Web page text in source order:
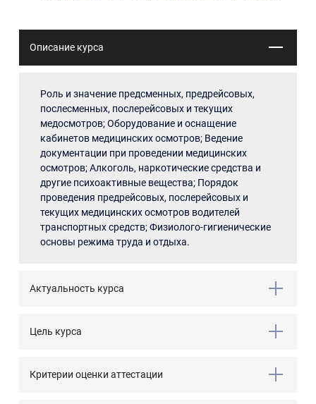
Описание курса
Роль и значение предсменных, предрейсовых,
послесменных, послерейсовых и текущих
медосмотров; Оборудование и оснащение
кабинетов медицинских осмотров; Ведение
документации при проведении медицинских
осмотров; Алкоголь, наркотические средства и
другие психоактивные вещества; Порядок
проведения предрейсовых, послерейсовых и
текущих медицинских осмотров водителей
транспортных средств; Физиолого-гигиенические
основы режима труда и отдыха.
Актуальность курса
Цель курса
Критерии оценки аттестации